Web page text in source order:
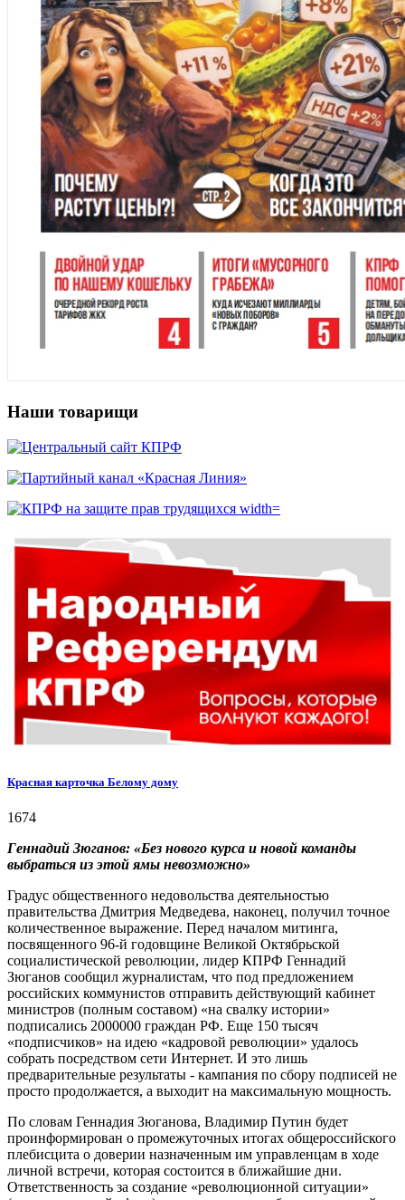
Наши товарищи
Красная карточка Белому дому
1674
Геннадий Зюганов: «Без нового курса и новой команды
выбраться из этой ямы невозможно»
Градус общественного недовольства деятельностью
правительства Дмитрия Медведева, наконец, получил точное
количественное выражение. Перед началом митинга,
посвященного 96-й годовщине Великой Октябрьской
социалистической революции, лидер КПРФ Геннадий
Зюганов сообщил журналистам, что под предложением
российских коммунистов отправить действующий кабинет
министров (полным составом) «на свалку истории»
подписались 2000000 граждан РФ. Еще 150 тысяч
«подписчиков» на идею «кадровой революции» удалось
собрать посредством сети Интернет. И это лишь
предварительные результаты - кампания по сбору подписей не
просто продолжается, а выходит на максимальную мощность.
По словам Геннадия Зюганова, Владимир Путин будет
проинформирован о промежуточных итогах общероссийского
плебисцита о доверии назначенным им управленцам в ходе
личной встречи, которая состоится в ближайшие дни.
Ответственность за создание «революционной ситуации»